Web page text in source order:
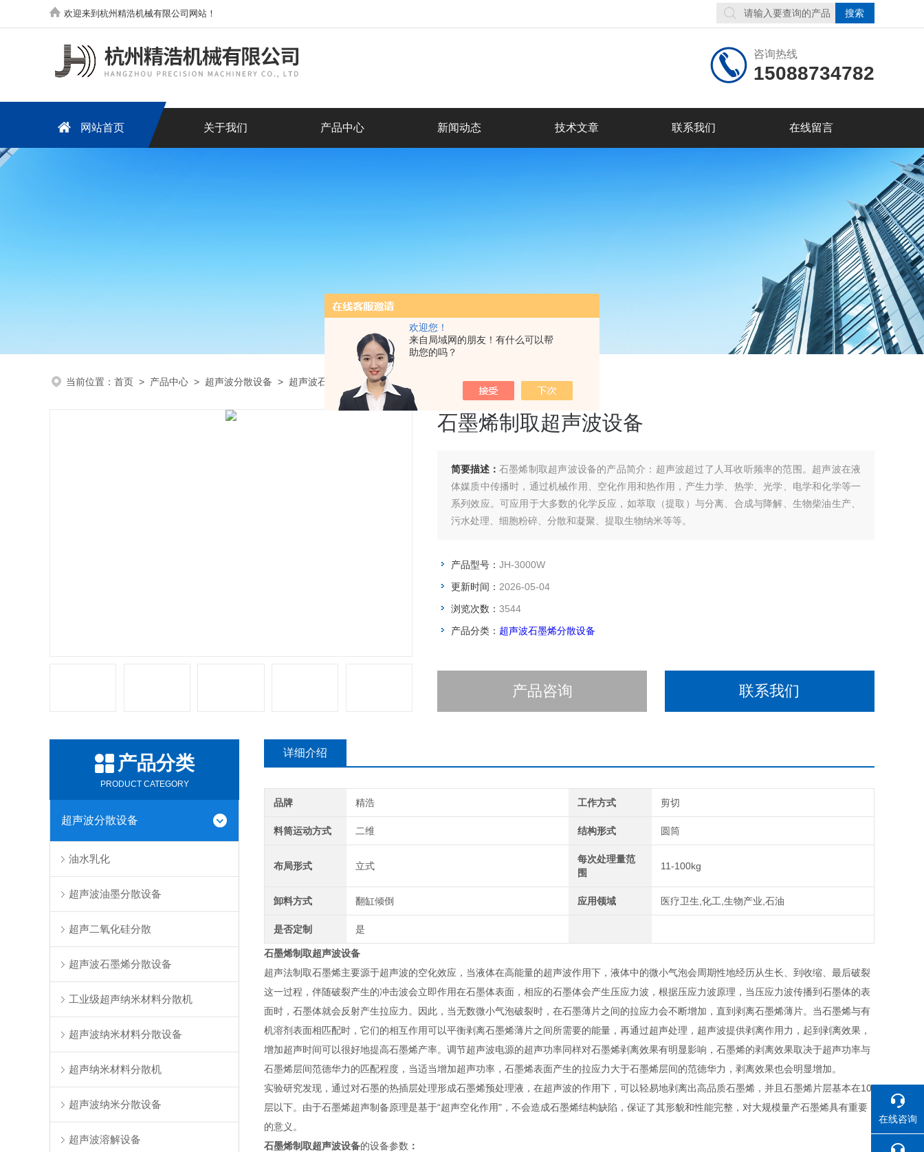
欢迎您！
来自局域网的朋友！有什么可以帮
助您的吗？
欢迎来到杭州精浩机械有限公司网站！
咨询热线
15088734782
网站首页 关于我们 产品中心 新闻动态 技术文章 联系我们 在线留言
当前位置： 首页 > 产品中心 > 超声波分散设备 > 超声波石墨烯分散设备> JH-3000W石墨烯制取超声波设备
石墨烯制取超声波设备
简要描述： 石墨烯制取超声波设备的产品简介：超声波超过了人耳收听频率的范围。超声波在液
体媒质中传播时，通过机械作用、空化作用和热作用，产生力学、热学、光学、电学和化学等一
系列效应。可应用于大多数的化学反应，如萃取（提取）与分离、合成与降解、生物柴油生产、
污水处理、细胞粉碎、分散和凝聚、提取生物纳米等等。
产品型号： JH-3000W
更新时间： 2026-05-04
浏览次数： 3544
产品分类： 超声波石墨烯分散设备
产品咨询 联系我们
产品分类
PRODUCT CATEGORY
超声波分散设备
油水乳化
超声波油墨分散设备
超声二氧化硅分散
超声波石墨烯分散设备
工业级超声纳米材料分散机
超声波纳米材料分散设备
超声纳米材料分散机
超声波纳米分散设备
超声波溶解设备
详细介绍
品牌 精浩 工作方式 剪切
料筒运动方式 二维 结构形式 圆筒
布局形式 立式
每次处理量范
围
11-100kg
卸料方式 翻缸倾倒 应用领域 医疗卫生,化工,生物产业,石油
是否定制 是
石墨烯制取超声波设备
超声法制取石墨烯主要源于超声波的空化效应，当液体在高能量的超声波作用下，液体中的微小气泡会周期性地经历从生长、到收缩、最后破裂
这一过程，伴随破裂产生的冲击波会立即作用在石墨体表面，相应的石墨体会产生压应力波，根据压应力波原理，当压应力波传播到石墨体的表
面时，石墨体就会反射产生拉应力。因此，当无数微小气泡破裂时，在石墨薄片之间的拉应力会不断增加，直到剥离石墨烯薄片。当石墨烯与有
机溶剂表面相匹配时，它们的相互作用可以平衡剥离石墨烯薄片之间所需要的能量，再通过超声处理，超声波提供剥离作用力，起到剥离效果，
增加超声时间可以很好地提高石墨烯产率。调节超声波电源的超声功率同样对石墨烯剥离效果有明显影响，石墨烯的剥离效果取决于超声功率与
石墨烯层间范德华力的匹配程度，当适当增加超声功率，石墨烯表面产生的拉应力大于石墨烯层间的范德华力，剥离效果也会明显增加。
实验研究发现，通过对石墨的热插层处理形成石墨烯预处理液，在超声波的作用下，可以轻易地剥离出高品质石墨烯，并且石墨烯片层基本在10
层以下。由于石墨烯超声制备原理是基于“超声空化作用"，不会造成石墨烯结构缺陷，保证了其形貌和性能完整，对大规模量产石墨烯具有重要
的意义。
石墨烯制取超声波设备的设备参数 ：
在线咨询